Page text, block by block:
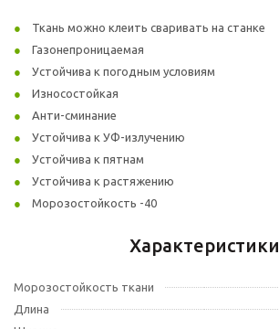
Ткань можно клеить сваривать на станке
Газонепроницаемая
Устойчива к погодным условиям
Износостойкая
Анти-сминание
Устойчива к УФ-излучению
Устойчива к пятнам
Устойчива к растяжению
Морозостойкость -40
Характеристики
Морозостойкость ткани
Длина